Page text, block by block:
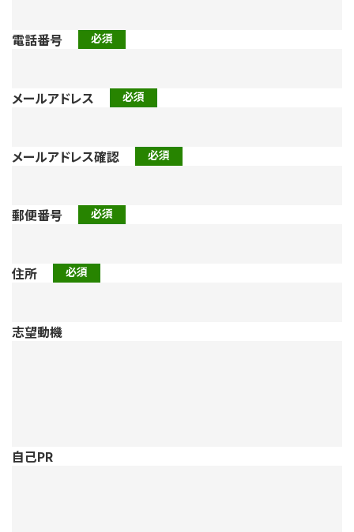
電話番号
メールアドレス
メールアドレス確認
郵便番号
住所
志望動機
自己PR